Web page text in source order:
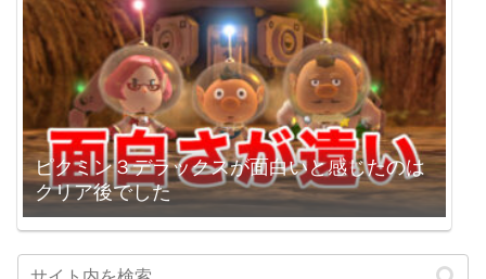
ピクミン３デラックスが面白いと感じたのは
クリア後でした